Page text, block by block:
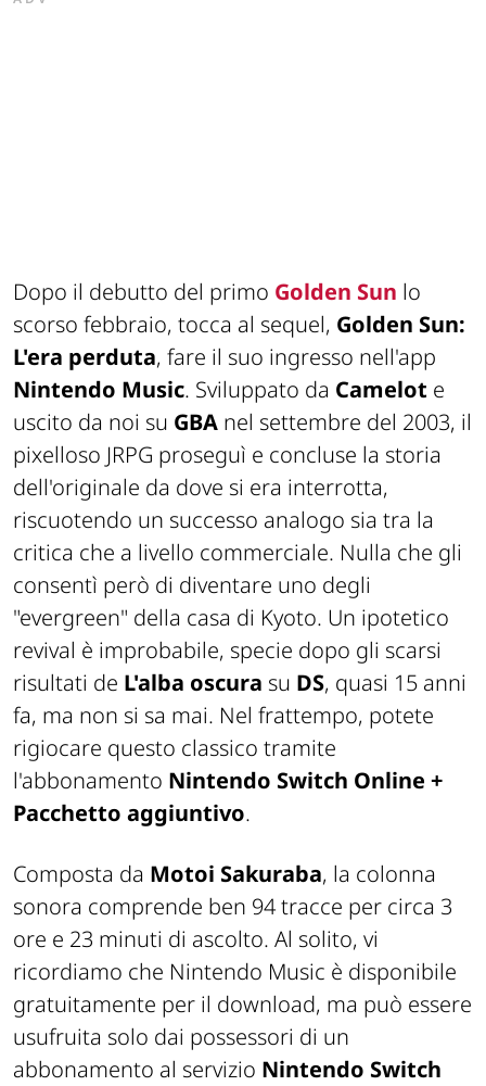
Dopo il debutto del primo Golden Sun lo
scorso febbraio, tocca al sequel, Golden Sun:
L'era perduta, fare il suo ingresso nell'app
Nintendo Music. Sviluppato da Camelot e
uscito da noi su GBA nel settembre del 2003, il
pixelloso JRPG proseguì e concluse la storia
dell'originale da dove si era interrotta,
riscuotendo un successo analogo sia tra la
critica che a livello commerciale. Nulla che gli
consentì però di diventare uno degli
"evergreen" della casa di Kyoto. Un ipotetico
revival è improbabile, specie dopo gli scarsi
risultati de L'alba oscura su DS, quasi 15 anni
fa, ma non si sa mai. Nel frattempo, potete
rigiocare questo classico tramite
l'abbonamento Nintendo Switch Online +
Pacchetto aggiuntivo.
Composta da Motoi Sakuraba, la colonna
sonora comprende ben 94 tracce per circa 3
ore e 23 minuti di ascolto. Al solito, vi
ricordiamo che Nintendo Music è disponibile
gratuitamente per il download, ma può essere
usufruita solo dai possessori di un
abbonamento al servizio Nintendo Switch